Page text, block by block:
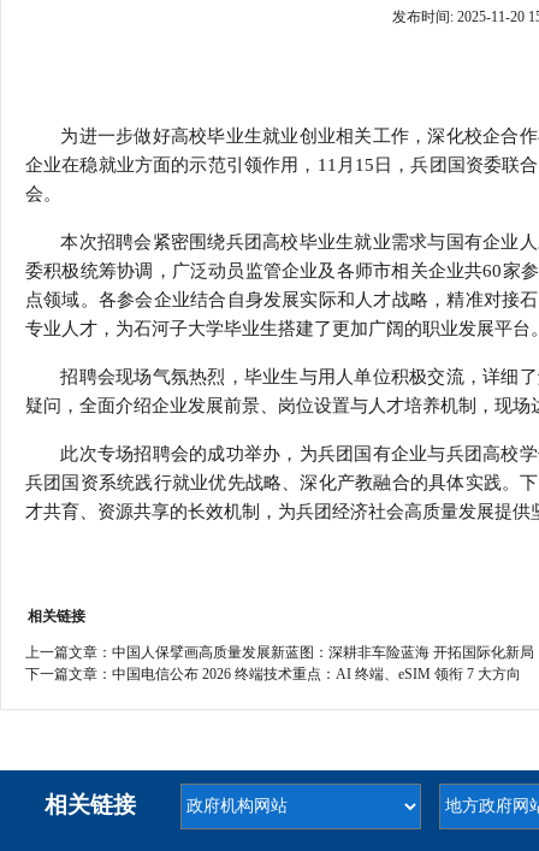
发布时间: 2025-11-20
为进一步做好高校毕业生就业创业相关工作，深化校企合
企业在稳就业方面的示范引领作用，11月15日，兵团国资委联
会。
本次招聘会紧密围绕兵团高校毕业生就业需求与国有企业
委积极统筹协调，广泛动员监管企业及各师市相关企业共60家
点领域。各参会企业结合自身发展实际和人才战略，精准对接
专业人才，为石河子大学毕业生搭建了更加广阔的职业发展平台
招聘会现场气氛热烈，毕业生与用人单位积极交流，详细
疑问，全面介绍企业发展前景、岗位设置与人才培养机制，现场
此次专场招聘会的成功举办，为兵团国有企业与兵团高校
兵团国资系统践行就业优先战略、深化产教融合的具体实践。
才共育、资源共享的长效机制，为兵团经济社会高质量发展提供
相关链接
上一篇文章： 中国人保擘画高质量发展新蓝图：深耕非车险蓝海 开拓国际化新局
下一篇文章： 中国电信公布 2026 终端技术重点：AI 终端、eSIM 领衔 7 大方向
相关链接